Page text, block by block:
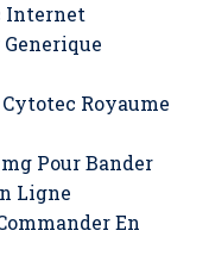
Internet
Royaume
Pour Bander
Ligne
En